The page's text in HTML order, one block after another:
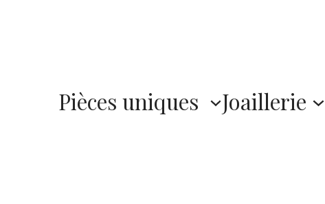
Pièces uniques Joaillerie